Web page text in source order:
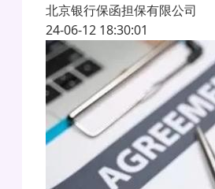
北京银行保函担保有限公司
24-06-12 18:30:01